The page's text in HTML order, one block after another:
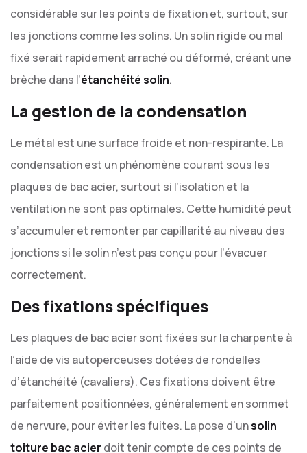
considérable sur les points de fixation et, surtout, sur
les jonctions comme les solins. Un solin rigide ou mal
fixé serait rapidement arraché ou déformé, créant une
brèche dans l’étanchéité solin.
La gestion de la condensation
Le métal est une surface froide et non-respirante. La
condensation est un phénomène courant sous les
plaques de bac acier, surtout si l’isolation et la
ventilation ne sont pas optimales. Cette humidité peut
s’accumuler et remonter par capillarité au niveau des
jonctions si le solin n’est pas conçu pour l’évacuer
correctement.
Des fixations spécifiques
Les plaques de bac acier sont fixées sur la charpente à
l’aide de vis autoperceuses dotées de rondelles
d’étanchéité (cavaliers). Ces fixations doivent être
parfaitement positionnées, généralement en sommet
de nervure, pour éviter les fuites. La pose d’unsolin
toiture bac acier doit tenir compte de ces points de